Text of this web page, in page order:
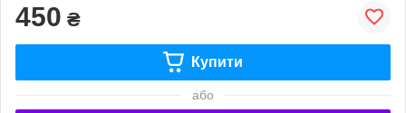
450 ₴
Купити
або